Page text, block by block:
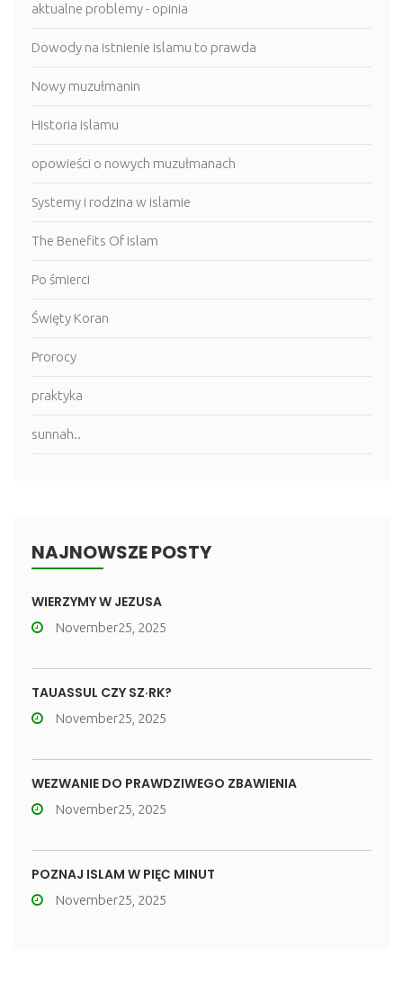
aktualne problemy - opinia
Dowody na istnienie islamu to prawda
Nowy muzułmanin
Historia islamu
opowieści o nowych muzułmanach
Systemy i rodzina w islamie
The Benefits Of Islam
Po śmierci
Święty Koran
Prorocy
praktyka
sunnah..
NAJNOWSZE POSTY
WIERZYMY W JEZUSA
November25, 2025
TAUASSUL CZY SZ·RK?
November25, 2025
WEZWANIE DO PRAWDZIWEGO ZBAWIENIA
November25, 2025
POZNAJ ISLAM W PIĘĆ MINUT
November25, 2025